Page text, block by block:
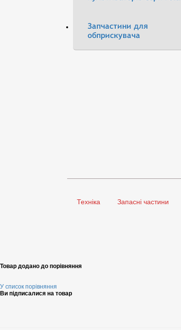
Запчастини для
обприскувача
Техніка Запасні частини
Товар додано до порівняння
У список порівняння
Ви підписалися на товар